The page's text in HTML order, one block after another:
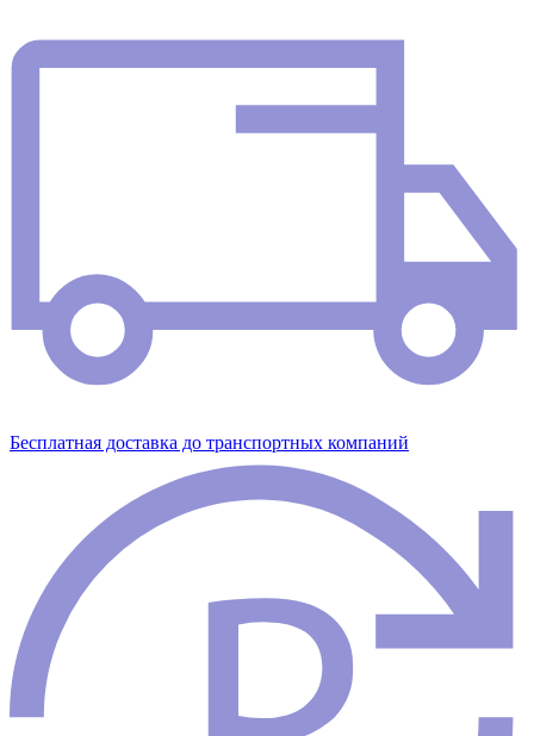
Бесплатная доставка до транспортных компаний